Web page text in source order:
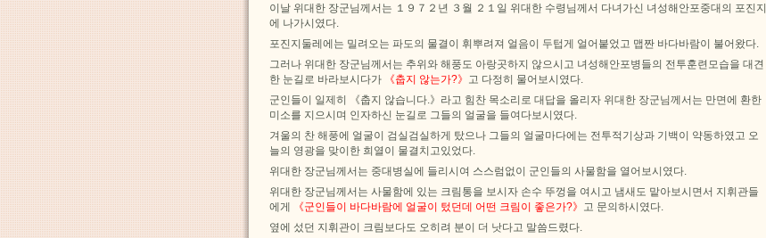
이날 위대한 장군님께서는 １９７２년 ３월 ２１일 위대한 수령님께서 다녀가신 녀성해안포중대의 포진지
에 나가시였다.
포진지둘레에는 밀려오는 파도의 물결이 휘뿌려져 얼음이 두텁게 얼어붙었고 맵짠 바다바람이 불어왔다.
그러나 위대한 장군님께서는 추위와 해풍도 아랑곳하지 않으시고 녀성해안포병들의 전투훈련모습을 대견
한 눈길로 바라보시다가
《춥지 않는가?》 고 다정히 물어보시였다.
군인들이 일제히 《춥지 않습니다.》라고 힘찬 목소리로 대답을 올리자 위대한 장군님께서는 만면에 환한
미소를 지으시며 인자하신 눈길로 그들의 얼굴을 들여다보시였다.
겨울의 찬 해풍에 얼굴이 검실검실하게 탔으나 그들의 얼굴마다에는 전투적기상과 기백이 약동하였고 오
늘의 영광을 맞이한 희열이 물결치고있었다.
위대한 장군님께서는 중대병실에 들리시여 스스럼없이 군인들의 사물함을 열어보시였다.
위대한 장군님께서는 사물함에 있는 크림통을 보시자 손수 뚜껑을 여시고 냄새도 맡아보시면서 지휘관들
에게
《군인들이 바다바람에 얼굴이 텄던데 어떤 크림이 좋은가?》 고 문의하시였다.
옆에 섰던 지휘관이 크림보다도 오히려 분이 더 낫다고 말씀드렸다.